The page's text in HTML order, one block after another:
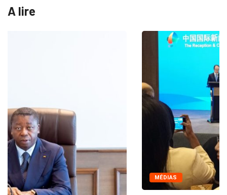
A lire
MÉDIAS